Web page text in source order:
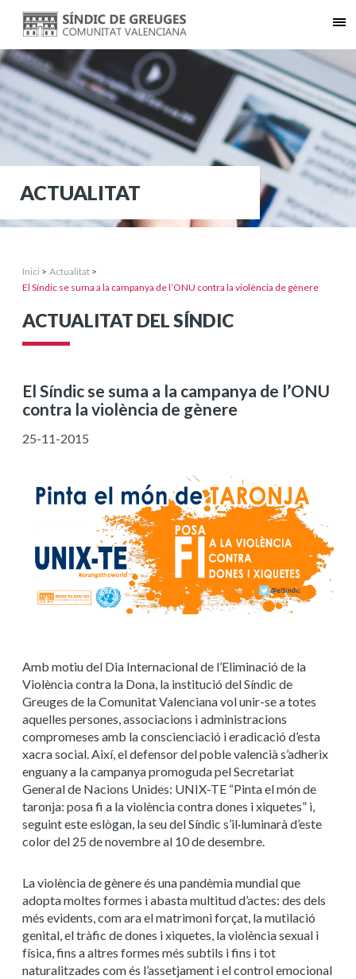
ACTUALITAT
Inici > Actualitat >
El Síndic se suma a la campanya de l’ONU contra la violència de gènere
ACTUALITAT DEL SÍNDIC
El Síndic se suma a la campanya de l’ONU
contra la violència de gènere
25-11-2015
Amb motiu del Dia Internacional de l’Eliminació de la
Violència contra la Dona, la institució del Síndic de
Greuges de la Comunitat Valenciana vol unir-se a totes
aquelles persones, associacions i administracions
compromeses amb la conscienciació i eradicació d’esta
xacra social. Així, el defensor del poble valencià s’adherix
enguany a la campanya promoguda pel Secretariat
General de Nacions Unides: UNIX-TE “Pinta el món de
taronja: posa fi a la violència contra dones i xiquetes” i,
seguint este eslògan, la seu del Síndic s’il·luminarà d’este
color del 25 de novembre al 10 de desembre.
La violència de gènere és una pandèmia mundial que
adopta moltes formes i abasta multitud d’actes: des dels
més evidents, com ara el matrimoni forçat, la mutilació
genital, el tràfic de dones i xiquetes, la violència sexual i
física, fins a altres formes més subtils i fins i tot
naturalitzades com és l’assetjament i el control emocional